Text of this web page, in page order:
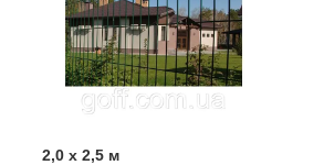
2,0 х 2,5 м